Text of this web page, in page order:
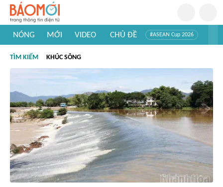
NÓNG MỚI VIDEO CHỦ ĐỀ #ASEAN Cup 2026
#Khám phá thế giới
TÌM KIẾM KHÚC SÔNG